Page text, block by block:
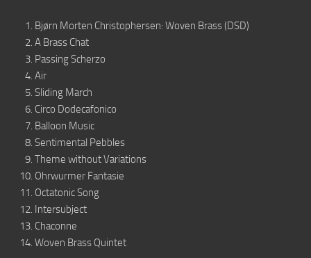
Bjørn Morten Christophersen: Woven Brass (DSD)
A Brass Chat
Passing Scherzo
Air
Sliding March
Circo Dodecafonico
Balloon Music
Sentimental Pebbles
Theme without Variations
Ohrwurmer Fantasie
Octatonic Song
Intersubject
Chaconne
Woven Brass Quintet